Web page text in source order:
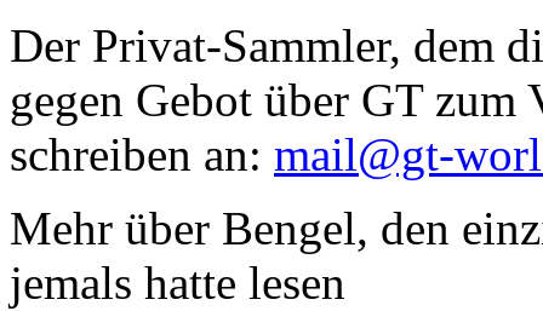
Der Privat-Sammler, dem
gegen Gebot über GT zum
schreiben an: mail@gt-
Mehr über Bengel, den
jemals hatte lesen